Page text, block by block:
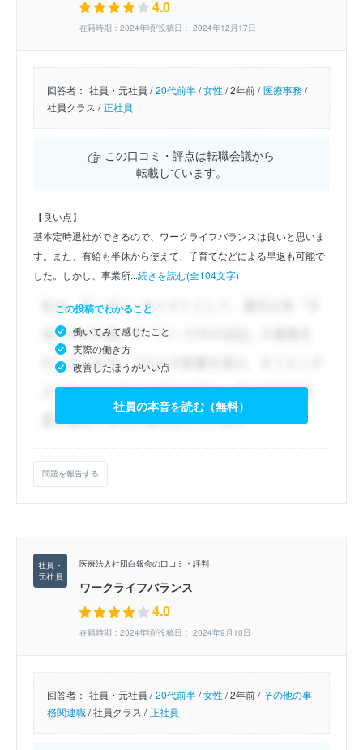
4.0
在籍時期：2024年頃/投稿日： 2024年12月17日
回答者： 社員・元社員 / 20代前半/女性/2年前 / 医療事務/
社員クラス / 正社員
この口コミ・評点は転職会議から
転載しています。
【良い点】
基本定時退社ができるので、ワークライフバランスは良いと思いま
す。また、有給も半休から使えて、子育てなどによる早退も可能で
した。しかし、事業所...続きを読む(全104文字)
この投稿でわかること
働いてみて感じたこと
実際の働き方
改善したほうがいい点
社員の本音を読む（無料）
問題を報告する
医療法人社団白報会の口コミ・評判
ワークライフバランス
4.0
在籍時期：2024年頃/投稿日： 2024年9月10日
回答者： 社員・元社員 / 20代前半/女性/2年前 / その他の事
務関連職/社員クラス / 正社員